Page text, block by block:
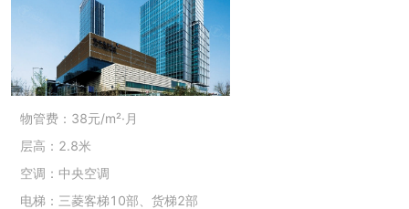
物管费：38元/m²·月
层高：2.8米
空调：中央空调
电梯：三菱客梯10部、货梯2部